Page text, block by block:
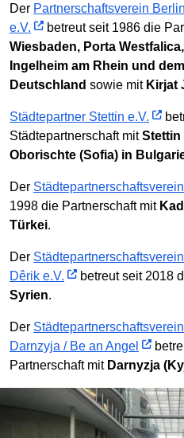
Der Partnerschaftsverein
e.V.
betreut seit 1986 die
Wiesbaden, Porta
Ingelheim am Rhein und
Deutschland sowie mit Kirjat
Städtepartner Stettin e.V.
Städtepartnerschaft mitStettin
Oborischte (Sofia) in
Der
1998 die Partnerschaft mit
Türkei.
Der
Dêrik e.V.
betreut seit 2018
Syrien.
Der
Darnzyja / Be an Angel
Partnerschaft mit Darnyzja